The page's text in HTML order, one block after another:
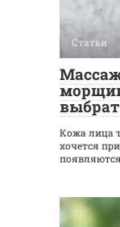
Статьи
Кожа лица
хочется